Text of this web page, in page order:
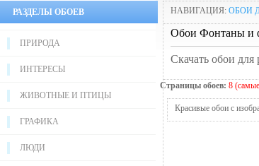
РАЗДЕЛЫ ОБОЕВ
ПРИРОДА
ИНТЕРЕСЫ
ЖИВОТНЫЕ И ПТИЦЫ
ГРАФИКА
ЛЮДИ
НАВИГАЦИЯ: ОБОИ
Обои Фонтаны и
Скачать обои
Страницы обоев: 8
Красивые обои с